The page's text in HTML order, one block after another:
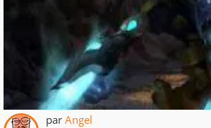
par Angel